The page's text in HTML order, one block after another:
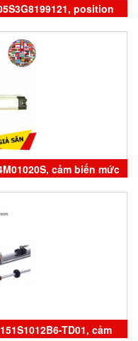
position
vietnam
cảm biến mức
TD01, cảm